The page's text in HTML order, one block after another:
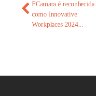
FCamara é reconhecida
como Innovative
Workplaces 2024...